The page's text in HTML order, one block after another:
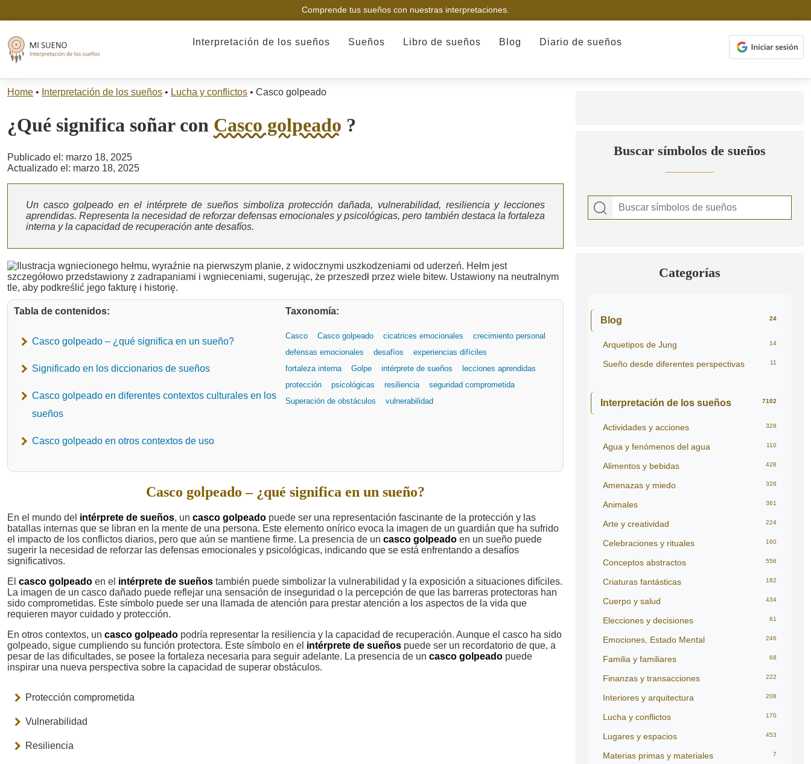
Comprende tus sueños con nuestras interpretaciones.
Interpretación de los sueños Sueños Libro de sueños Blog Diario de sueños
Home • Interpretación de los sueños • Lucha y conflictos • Casco golpeado
¿Qué significa soñar con Casco golpeado ?
Publicado el: marzo 18, 2025
Actualizado el: marzo 18, 2025
Un casco golpeado en el intérprete de sueños simboliza protección dañada, vulnerabilidad, resiliencia y lecciones
aprendidas. Representa la necesidad de reforzar defensas emocionales y psicológicas, pero también destaca la fortaleza
interna y la capacidad de recuperación ante desafíos.
Tabla de contenidos:
Casco golpeado – ¿qué significa en un sueño?
Significado en los diccionarios de sueños
Casco golpeado en diferentes contextos culturales en los
sueños
Casco golpeado en otros contextos de uso
Taxonomía:
Casco Casco golpeado cicatrices emocionales
crecimiento personal
defensas emocionales
desafíos
experiencias difíciles
fortaleza interna
Golpe intérprete de sueños
lecciones aprendidas
protección
psicológicas resiliencia
seguridad comprometida
Superación de obstáculos
vulnerabilidad
Casco golpeado – ¿qué significa en un sueño?
En el mundo del intérprete de sueños, un casco golpeado puede ser una representación fascinante de la protección y las
batallas internas que se libran en la mente de una persona. Este elemento onírico evoca la imagen de un guardián que ha sufrido
el impacto de los conflictos diarios, pero que aún se mantiene firme. La presencia de un casco golpeado en un sueño puede
sugerir la necesidad de reforzar las defensas emocionales y psicológicas, indicando que se está enfrentando a desafíos
significativos.
El casco golpeado en el intérprete de sueños también puede simbolizar la vulnerabilidad y la exposición a situaciones difíciles.
La imagen de un casco dañado puede reflejar una sensación de inseguridad o la percepción de que las barreras protectoras han
sido comprometidas. Este símbolo puede ser una llamada de atención para prestar atención a los aspectos de la vida que
requieren mayor cuidado y protección.
En otros contextos, un casco golpeado podría representar la resiliencia y la capacidad de recuperación. Aunque el casco ha sido
golpeado, sigue cumpliendo su función protectora. Este símbolo en el intérprete de sueños puede ser un recordatorio de que, a
pesar de las dificultades, se posee la fortaleza necesaria para seguir adelante. La presencia de un casco golpeado puede
inspirar una nueva perspectiva sobre la capacidad de superar obstáculos.
Protección comprometida
Vulnerabilidad
Resiliencia
Buscar símbolos de sueños
Categorías
Blog 24
Arquetipos de Jung 14
Sueño desde diferentes perspectivas 11
Interpretación de los sueños 7102
Actividades y acciones 328
Agua y fenómenos del agua 110
Alimentos y bebidas 428
Amenazas y miedo 326
Animales 361
Arte y creatividad 224
Celebraciones y rituales 160
Conceptos abstractos 556
Criaturas fantásticas 182
Cuerpo y salud 434
Elecciones y decisiones 61
Emociones, Estado Mental 246
Familia y familiares 68
Finanzas y transacciones 222
Interiores y arquitectura 208
Lucha y conflictos 170
Lugares y espacios 453
Materias primas y materiales 7